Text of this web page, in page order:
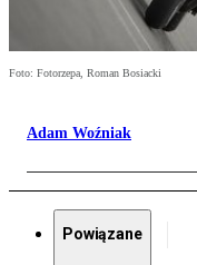
Foto: Fotorzepa, Roman Bosiacki
Adam Woźniak
Powiązane